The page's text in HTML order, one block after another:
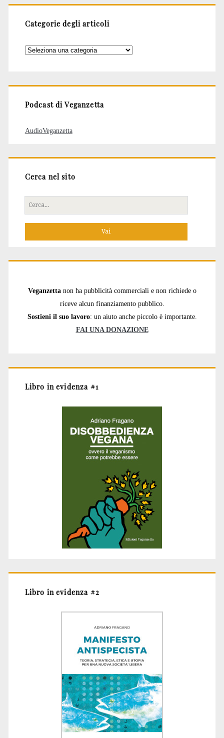
Categorie degli articoli
Categorie
Podcast di Veganzetta
AudioVeganzetta
Cerca nel sito
Cerca
per:
Veganzetta non ha pubblicità commerciali e non richiede o
riceve alcun finanziamento pubblico.
Sostieni il suo lavoro: un aiuto anche piccolo è importante.
FAI UNA DONAZIONE
Libro in evidenza #1
Libro in evidenza #2